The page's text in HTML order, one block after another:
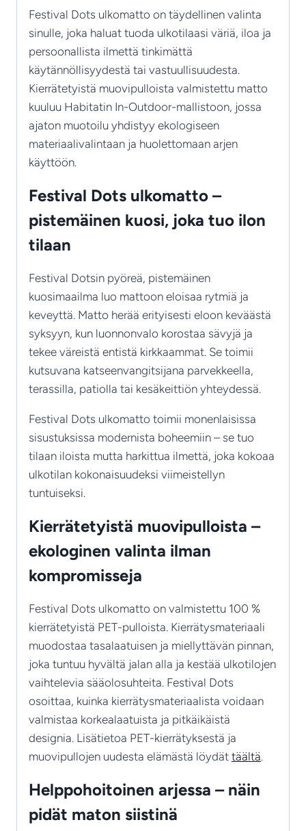
Festival Dots ulkomatto on täydellinen valinta
sinulle, joka haluat tuoda ulkotilaasi väriä, iloa ja
persoonallista ilmettä tinkimättä
käytännöllisyydestä tai vastuullisuudesta.
Kierrätetyistä muovipulloista valmistettu matto
kuuluu Habitatin In-Outdoor-mallistoon, jossa
ajaton muotoilu yhdistyy ekologiseen
materiaalivalintaan ja huolettomaan arjen
käyttöön.
Festival Dots ulkomatto –
pistemäinen kuosi, joka tuo ilon
tilaan
Festival Dotsin pyöreä, pistemäinen
kuosimaailma luo mattoon eloisaa rytmiä ja
keveyttä. Matto herää erityisesti eloon keväästä
syksyyn, kun luonnonvalo korostaa sävyjä ja
tekee väreistä entistä kirkkaammat. Se toimii
kutsuvana katseenvangitsijana parvekkeella,
terassilla, patiolla tai kesäkeittiön yhteydessä.
Festival Dots ulkomatto toimii monenlaisissa
sisustuksissa modernista boheemiin – se tuo
tilaan iloista mutta harkittua ilmettä, joka kokoaa
ulkotilan kokonaisuudeksi viimeistellyn
tuntuiseksi.
Kierrätetyistä muovipulloista –
ekologinen valinta ilman
kompromisseja
Festival Dots ulkomatto on valmistettu 100 %
kierrätetyistä PET-pulloista. Kierrätysmateriaali
muodostaa tasalaatuisen ja miellyttävän pinnan,
joka tuntuu hyvältä jalan alla ja kestää ulkotilojen
vaihtelevia sääolosuhteita. Festival Dots
osoittaa, kuinka kierrätysmateriaalista voidaan
valmistaa korkealaatuista ja pitkäikäistä
designia. Lisätietoa PET-kierrätyksestä ja
muovipullojen uudesta elämästä löydät täältä.
Helppohoitoinen arjessa – näin
pidät maton siistinä